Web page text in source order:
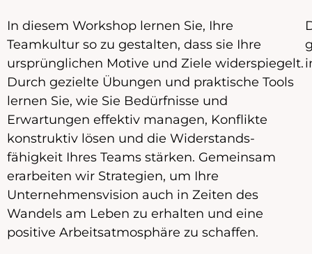
In diesem Workshop lernen Sie, Ihre
Teamkultur so zu gestalten, dass sie Ihre
ursprünglichen Motive und Ziele widerspiegelt.
Durch gezielte Übungen und praktische Tools
lernen Sie, wie Sie Bedürfnisse und
Erwartungen effektiv managen, Konflikte
konstruktiv lösen und die Wider­stands­
fähigkeit Ihres Teams stärken. Gemeinsam
erarbeiten wir Strategien, um Ihre
Unternehmens­vision auch in Zeiten des
Wandels am Leben zu erhalten und eine
positive Arbeits­atmosphäre zu schaffen.